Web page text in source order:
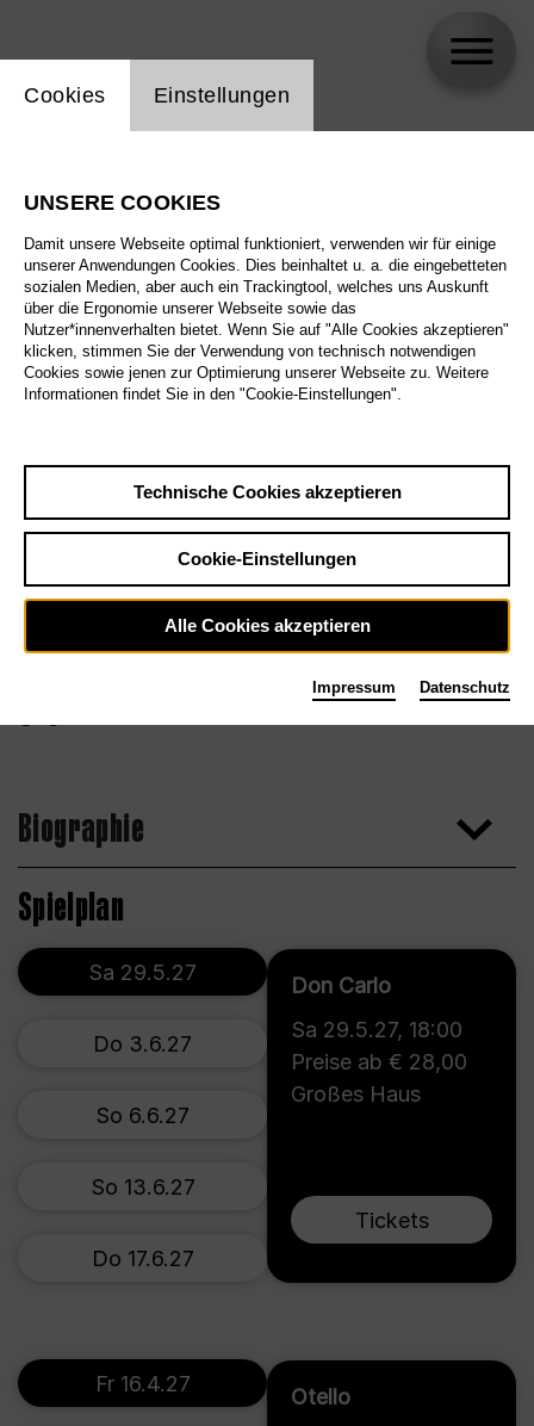
Biographie
Spielplan
Don Carlo
Sa 29.5.27, 18:00
Preise ab € 28,00
Großes Haus
Tickets
Sa 29.5.27
Do 3.6.27
So 6.6.27
So 13.6.27
Do 17.6.27
Otello
Fr 16.4.27
Einstellung Website Cookie
Cookies Einstellungen
UNSERE COOKIES
Damit unsere Webseite optimal funktioniert, verwenden wir für einige
unserer Anwendungen Cookies. Dies beinhaltet u. a. die eingebetteten
sozialen Medien, aber auch ein Trackingtool, welches uns Auskunft
über die Ergonomie unserer Webseite sowie das
Nutzer*innenverhalten bietet. Wenn Sie auf "Alle Cookies akzeptieren"
klicken, stimmen Sie der Verwendung von technisch notwendigen
Cookies sowie jenen zur Optimierung unserer Webseite zu. Weitere
Informationen findet Sie in den "Cookie-Einstellungen".
Technische Cookies akzeptieren
Cookie-Einstellungen
Alle Cookies akzeptieren
Impressum Datenschutz